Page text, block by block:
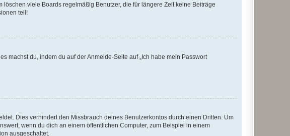
viele Boards regelmäßig Benutzer, die für längere Zeit keine Beiträge
teil!
machst du, indem du auf der Anmelde-Seite auf „Ich habe mein Passwort
Dies verhindert den Missbrauch deines Benutzerkontos durch einen Dritten. Um
wenn du dich an einem öffentlichen Computer, zum Beispiel in einem
ausgeschaltet.